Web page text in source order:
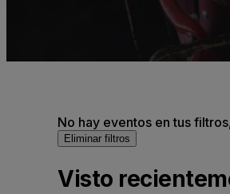
No hay eventos en tus
Eliminar filtros
Visto